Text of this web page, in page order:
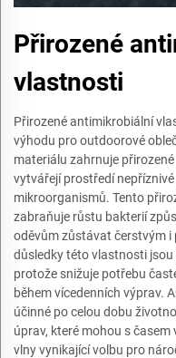
Přirozené
vlastnosti
Přirozené antimikrobiální
výhodu pro outdoorové
materiálu zahrnuje
vytvářejí prostředí
mikroorganismů. Tento
zabraňuje růstu bakterií
oděvům zůstávat čerstvým
důsledky této vlastnosti
protože snižuje potřebu
během vícedenních výprav.
účinné po celou dobu
úprav, které mohou s
vlny vynikající volbu pro